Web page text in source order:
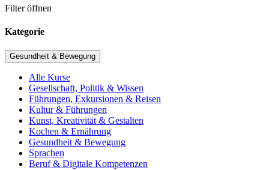
Filter öffnen
Kategorie
Gesundheit & Bewegung
Alle Kurse
Gesellschaft, Politik & Wissen
Führungen, Exkursionen & Reisen
Kultur & Führungen
Kunst, Kreativität & Gestalten
Kochen & Ernährung
Gesundheit & Bewegung
Sprachen
Beruf & Digitale Kompetenzen